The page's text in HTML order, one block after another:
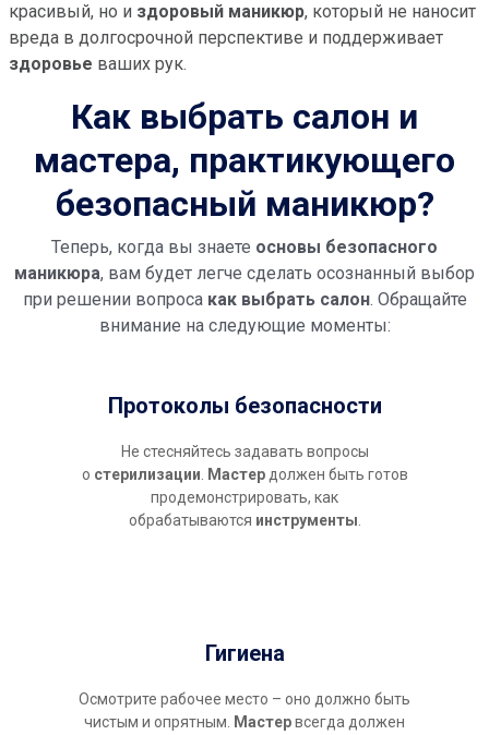
красивый, но и здоровый маникюр, который не наносит
вреда в долгосрочной перспективе и поддерживает
здоровье ваших рук.
Как выбрать салон и
мастера, практикующего
безопасный маникюр?
Теперь, когда вы знаете основы безопасного
маникюра, вам будет легче сделать осознанный выбор
при решении вопроса как выбрать салон. Обращайте
внимание на следующие моменты:
Протоколы безопасности
Не стесняйтесь задавать вопросы
о стерилизации Мастердолжен быть готов
продемонстрировать, как
обрабатываются инструменты
Гигиена
Осмотрите рабочее место – оно должно быть
чистым и опрятным.
Мастервсегда должен